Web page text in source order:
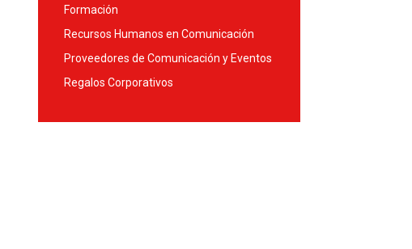
Formación
Recursos Humanos en Comunicación
Proveedores de Comunicación y Eventos
Regalos Corporativos